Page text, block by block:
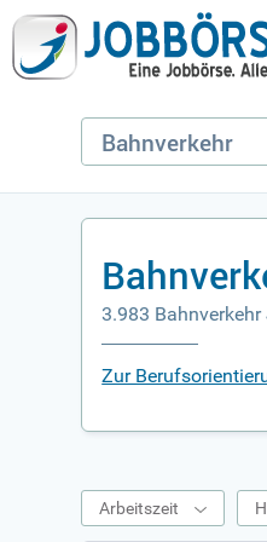
3.983
Zur
Arbeitszeit